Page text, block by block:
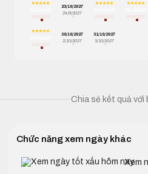
23/9/2027
23/10/2027
24/9/2027
25/9/2027
26/9/2027
1/10/2027
30/10/2027
2/10/2027
31/10/2027
3/10/2027
Chia sẻ kết quả với
Chức năng xem ngày khác
Xem